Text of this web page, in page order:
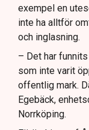
exempel en
inte ha alltför
och inglasning.
– Det har
som inte varit
offentlig mark.
Egebäck,
Norrköping.